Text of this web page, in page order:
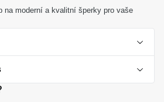
na moderní a kvalitní šperky pro vaše